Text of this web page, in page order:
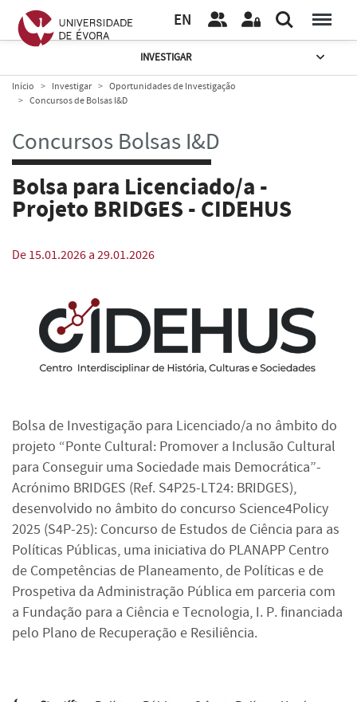
EN
INVESTIGAR
Início Investigar
Oportunidades de Investigação
Concursos de Bolsas I&D
Concursos Bolsas I&D
Bolsa para Licenciado/a -
Projeto BRIDGES - CIDEHUS
De 15.01.2026 a 29.01.2026
Bolsa de Investigação para Licenciado/a no âmbito do
projeto “Ponte Cultural: Promover a Inclusão Cultural
para Conseguir uma Sociedade mais Democrática”-
Acrónimo BRIDGES (Ref. S4P25-LT24: BRIDGES),
desenvolvido no âmbito do concurso Science4Policy
2025 (S4P-25): Concurso de Estudos de Ciência para as
Políticas Públicas, uma iniciativa do PLANAPP Centro
de Competências de Planeamento, de Políticas e de
Prospetiva da Administração Pública em parceria com
a Fundação para a Ciência e Tecnologia, I. P. financiada
pelo Plano de Recuperação e Resiliência.